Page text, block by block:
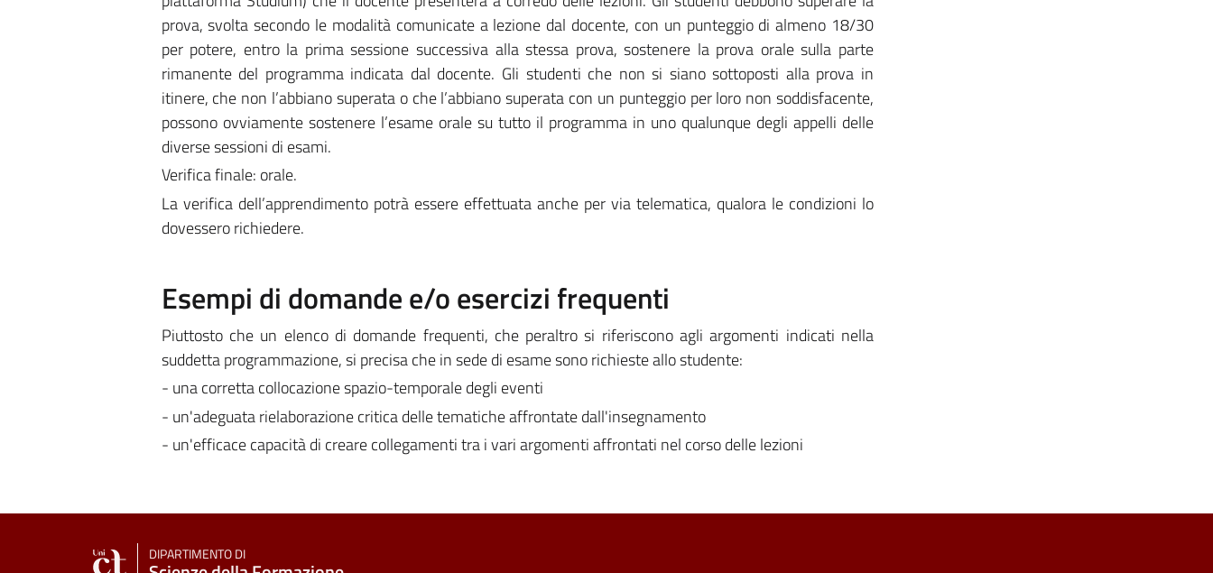
prova, svolta secondo le modalità comunicate a lezione dal docente, con un punteggio di almeno 18/30
per potere, entro la prima sessione successiva alla stessa prova, sostenere la prova orale sulla parte
rimanente del programma indicata dal docente. Gli studenti che non si siano sottoposti alla prova in
itinere, che non l’abbiano superata o che l’abbiano superata con un punteggio per loro non soddisfacente,
possono ovviamente sostenere l’esame orale su tutto il programma in uno qualunque degli appelli delle
diverse sessioni di esami.
Verifica finale: orale.
La verifica dell’apprendimento potrà essere effettuata anche per via telematica, qualora le condizioni lo
dovessero richiedere.
Esempi di domande e/o esercizi frequenti
Piuttosto che un elenco di domande frequenti, che peraltro si riferiscono agli argomenti indicati nella
suddetta programmazione, si precisa che in sede di esame sono richieste allo studente:
- una corretta collocazione spazio-temporale degli eventi
- un'adeguata rielaborazione critica delle tematiche affrontate dall'insegnamento
- un'efficace capacità di creare collegamenti tra i vari argomenti affrontati nel corso delle lezioni
DIPARTIMENTO DI